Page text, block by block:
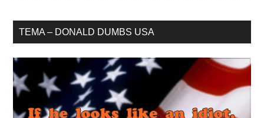
TEMA – DONALD DUMBS USA